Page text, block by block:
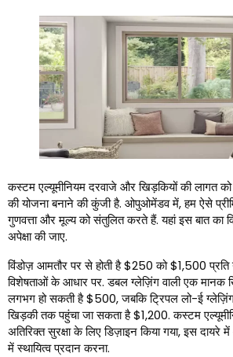
कस्टम एल्यूमीनियम दरवाजे और खिड़कियों की लागत
की योजना बनाने की कुंजी है. ओपुओमेंडव में, हम ऐसे
गुणवत्ता और मूल्य को संतुलित करते हैं. यहां इस बात का
अपेक्षा की जाए.
विंडोज़ आमतौर पर से होती है $250 को $1,500
विशेषताओं के आधार पर. डबल ग्लेज़िंग वाली एक मानक
लगभग हो सकती है $500, जबकि ट्रिपल लो-ई
खिड़की तक पहुंचा जा सकता है $1,200. कस्टम
अतिरिक्त सुरक्षा के लिए डिज़ाइन किया गया, इस दायरे
में स्थायित्व प्रदान करना.